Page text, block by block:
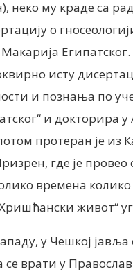
неко му краде са
о
исту
и познања по
и докторира
протеран је из
где је
времена колико
живот“
у Чешкој јавља
се врати у